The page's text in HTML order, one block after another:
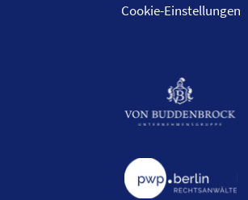
Cookie-Einstellungen